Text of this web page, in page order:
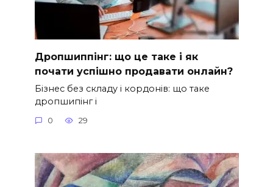
Дропшиппінг: що це таке і як
почати успішно продавати онлайн?
Бізнес без складу і кордонів: що таке
дропшипінг і
0 29